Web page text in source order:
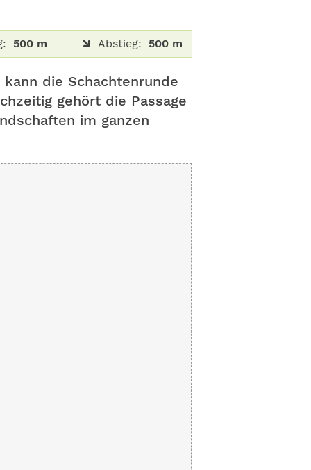
500 m Abstieg: 500 m
die Schachtenrunde
gehört die Passage
im ganzen